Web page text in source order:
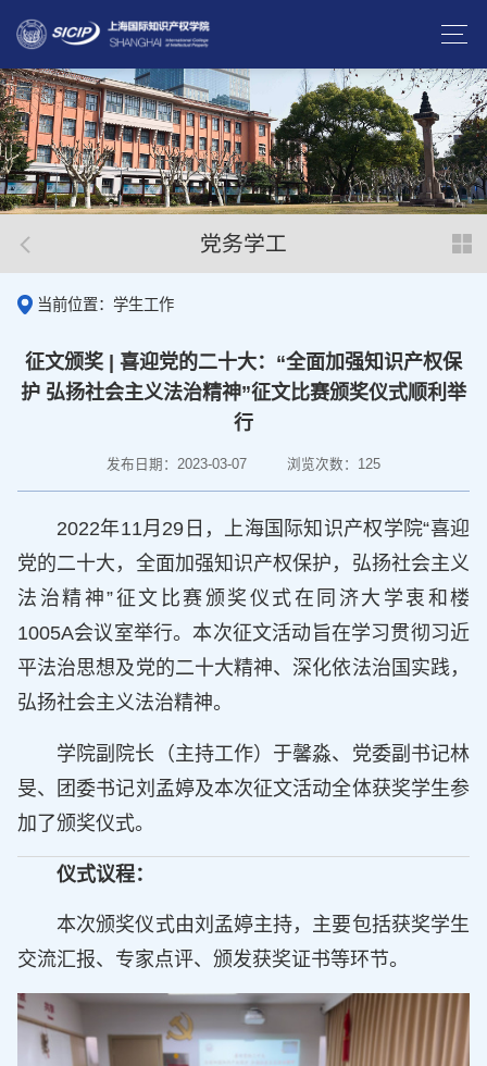
党务学工
当前位置：学生工作
征文颁奖 | 喜迎党的二十大：“全面加强知识产权保
护 弘扬社会主义法治精神”征文比赛颁奖仪式顺利举
行
发布日期：2023-03-07 浏览次数： 125
2022年11月29日，上海国际知识产权学院“喜迎
党的二十大，全面加强知识产权保护，弘扬社会主义
法治精神”征文比赛颁奖仪式在同济大学衷和楼
1005A会议室举行。本次征文活动旨在学习贯彻习近
平法治思想及党的二十大精神、深化依法治国实践，
弘扬社会主义法治精神。
学院副院长（主持工作）于馨淼、党委副书记林
旻、团委书记刘孟婷及本次征文活动全体获奖学生参
加了颁奖仪式。
仪式议程：
本次颁奖仪式由刘孟婷主持，主要包括获奖学生
交流汇报、专家点评、颁发获奖证书等环节。